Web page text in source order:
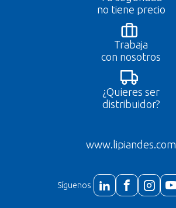
no tiene precio
Trabaja
con nosotros
¿Quieres ser
distribuidor?
www.lipiandes.com
Síguenos